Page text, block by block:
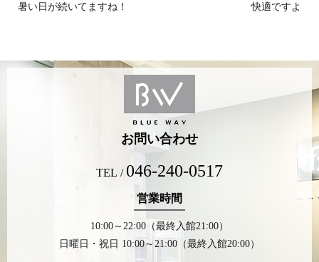
暑い日が続いてますね！ 快適ですよ
お問い合わせ
TEL / 046-240-0517
営業時間
10:00～22:00（最終入館21:00）
日曜日・祝日 10:00～21:00（最終入館20:00）